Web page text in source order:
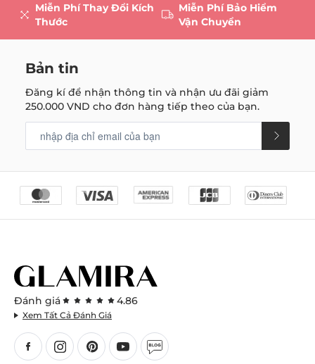
Miễn Phí Thay Đổi Kích
Thước
Miễn Phí Bảo Hiểm
Vận Chuyển
Bản tin
Đăng kí để nhận thông tin và nhận ưu đãi giảm
250.000 VND cho đơn hàng tiếp theo của bạn.
Đánh giá 4.86
Xem Tất Cả Đánh Giá